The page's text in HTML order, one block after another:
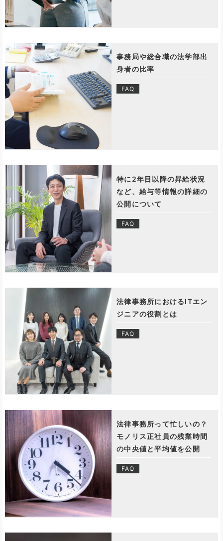
事務局や総合職の法学部出
身者の比率
FAQ
特に2年目以降の昇給状況
など、給与等情報の詳細の
公開について
FAQ
法律事務所におけるITエン
ジニアの役割とは
FAQ
法律事務所って忙しいの？
モノリス正社員の残業時間
の中央値と平均値を公開
FAQ